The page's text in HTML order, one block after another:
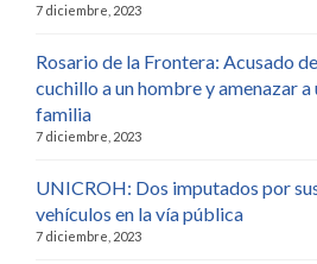
7 diciembre, 2023
Rosario de la Frontera: Acusado
cuchillo a un hombre y amenazar a
familia
7 diciembre, 2023
UNICROH: Dos imputados por
vehículos en la vía pública
7 diciembre, 2023